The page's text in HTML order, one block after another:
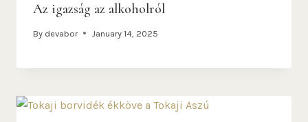
Az igazság az alkoholról
By devabor January 14, 2025